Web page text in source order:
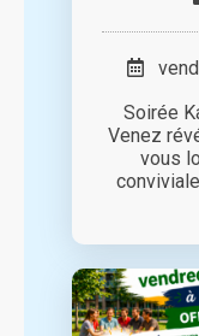
Soirée
Venez
vous